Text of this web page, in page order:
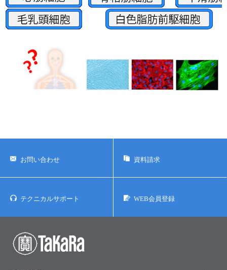
幹細胞・再生医療研究ガイド
クローニング実験ガイド
細胞選択ガイド
エピジェネティクス実験ガイド
プロトコール集
ユーザーズボイス集
お問い合わせ 資料請求
テクニカルサポート WEB会員登録